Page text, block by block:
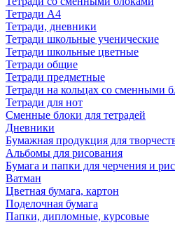
Тетради А4
Тетради, дневники
Тетради школьные ученические
Тетради школьные цветные
Тетради общие
Тетради предметные
Тетради на кольцах со сменными
Тетради для нот
Сменные блоки для тетрадей
Дневники
Бумажная продукция для
Альбомы для рисования
Бумага и папки для черчения и
Ватман
Цветная бумага, картон
Поделочная бумага
Папки, дипломные, курсовые